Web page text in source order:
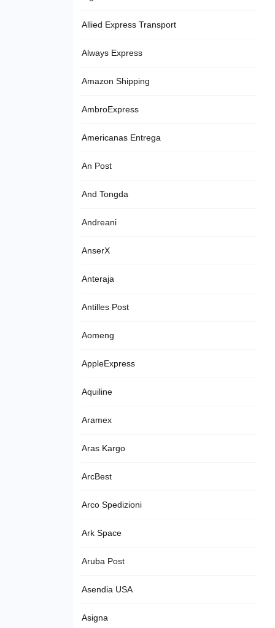
Allied Express Transport
Always Express
Amazon Shipping
AmbroExpress
Americanas Entrega
An Post
And Tongda
Andreani
AnserX
Anteraja
Antilles Post
Aomeng
AppleExpress
Aquiline
Aramex
Aras Kargo
ArcBest
Arco Spedizioni
Ark Space
Aruba Post
Asendia USA
Asigna